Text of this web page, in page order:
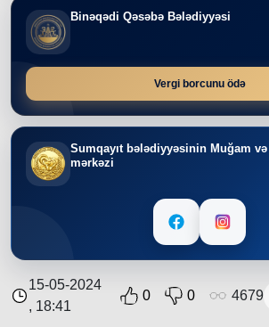
Binəqədi Qəsəbə Bələdiyyəsi
Vergi borcunu ödə
Sumqayıt bələdiyyəsinin Muğam və
mərkəzi
15-05-2024
, 18:41
0 0 4679